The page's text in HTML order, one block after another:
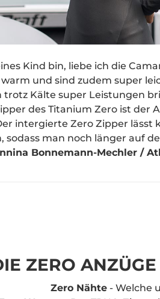
Kind bin, liebe ich die
und sind zudem super
trotz Kälte super Leistungen
des Titanium Zero ist der
intergierte Zero Zipper lässt
sodass man noch länger auf
Bonnemann-Mechler /
ZERO
Zero Nähte- Welche